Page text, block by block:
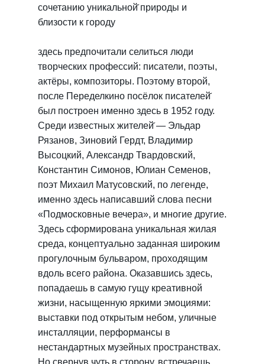
сочетанию уникальной̆ природы и
близости к городу
здесь предпочитали селиться люди
творческих профессий: писатели, поэты,
актёры, композиторы. Поэтому второй,
после Переделкино посёлок писателей̆
был построен именно здесь в 1952 году.
Среди известных жителей̆ — Эльдар
Рязанов, Зиновий Гердт, Владимир
Высоцкий, Александр Твардовский,
Константин Симонов, Юлиан Семенов,
поэт Михаил Матусовский, по легенде,
именно здесь написавший слова песни
«Подмосковные вечера», и многие другие.
Здесь сформирована уникальная жилая
среда, концептуально заданная широким
прогулочным бульваром, проходящим
вдоль всего района. Оказавшись здесь,
попадаешь в самую гущу креативной
жизни, насыщенную яркими эмоциями:
выставки под открытым небом, уличные
инсталляции, перформансы в
нестандартных музейных пространствах.
Но свернув чуть в сторону, встречаешь